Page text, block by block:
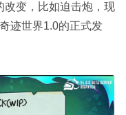
改变，比如迫击炮，现
迹世界1.0的正式发